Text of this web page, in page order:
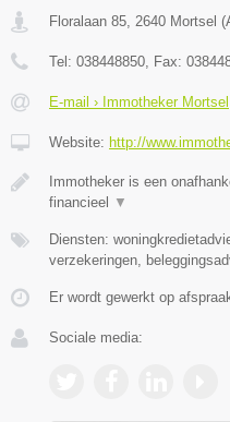
Floralaan 85, 2640 Mortsel (
Tel: 038448850, Fax:
E-mail › Immotheker Mortsel
Website: http://
Immotheker is een
financieel
▼
Diensten:
verzekeringen,
Er wordt gewerkt op
Sociale media: